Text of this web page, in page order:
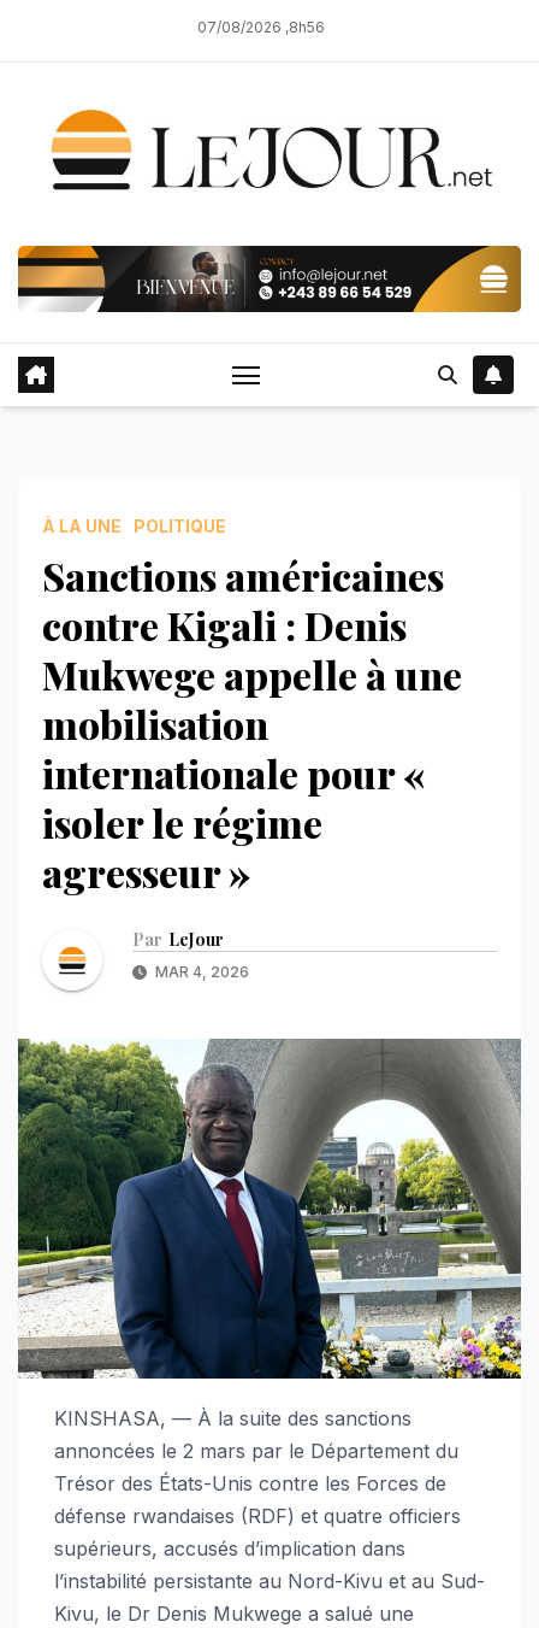
07/08/2026 ,8h56
À LA UNE POLITIQUE
Sanctions américaines
contre Kigali : Denis
Mukwege appelle à une
mobilisation
internationale pour «
isoler le régime
agresseur »
Par LeJour
MAR 4, 2026
KINSHASA, — À la suite des sanctions
annoncées le 2 mars par le Département du
Trésor des États-Unis contre les Forces de
défense rwandaises (RDF) et quatre officiers
supérieurs, accusés d’implication dans
l’instabilité persistante au Nord-Kivu et au Sud-
Kivu, le Dr Denis Mukwege a salué une